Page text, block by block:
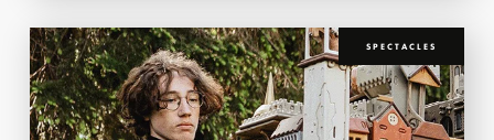
SPECTACLES